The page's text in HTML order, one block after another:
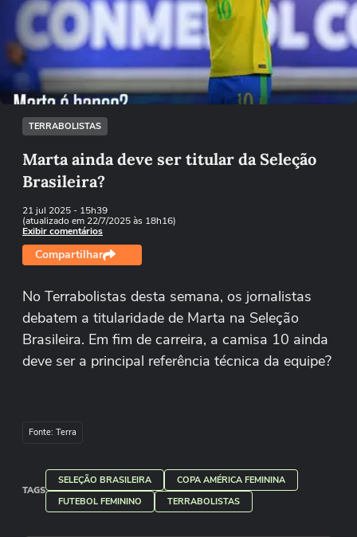
Não foi possível reproduzir o vídeo
Tentar novamente
TERRABOLISTAS
Marta ainda deve ser titular da Seleção
Brasileira?
21 jul 2025- 15h39
(atualizado em 22/7/2025 às 18h16)
Exibir comentários
Compartilhar
No Terrabolistas desta semana, os jornalistas
debatem a titularidade de Marta na Seleção
Brasileira. Em fim de carreira, a camisa 10 ainda
deve ser a principal referência técnica da equipe?
Fonte: Terra
TAGS
SELEÇÃO BRASILEIRA
COPA AMÉRICA FEMININA
FUTEBOL FEMININO
TERRABOLISTAS